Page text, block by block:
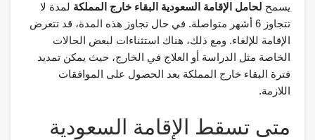
يسمح لحامل الإقامة السعودية البقاء خارج المملكة لمدة لا
تتجاوز 6 أشهر متواصلة. في حال تجاوز هذه المدة، قد تتعرض
الإقامة للإلغاء. ومع ذلك، هناك استثناءات لبعض الحالات
الخاصة مثل الدراسة أو العلاج في الخارج، حيث يمكن تمديد
فترة البقاء خارج المملكة بعد الحصول على الموافقات
اللازمة.
متى تسقط الإقامة السعودية